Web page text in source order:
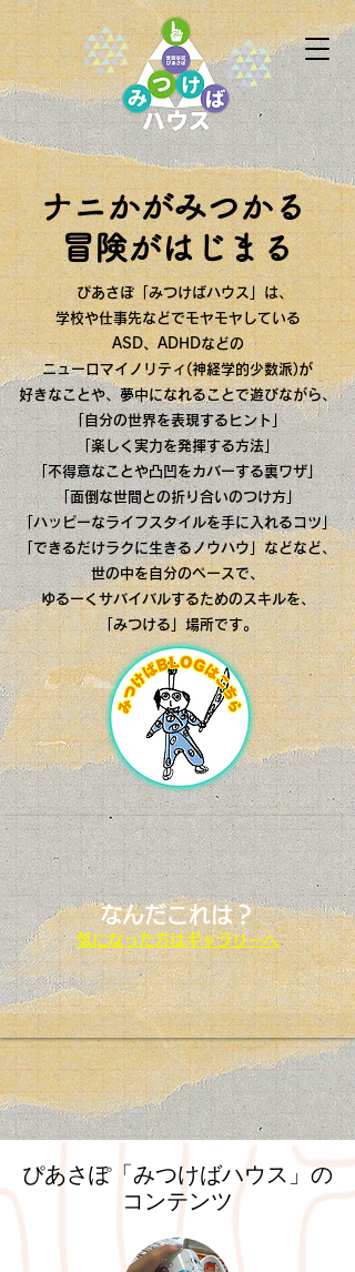
ナニかがみつかる
冒険がはじまる
ぴあさぽ「みつけばハウス」は、
学校や仕事先などでモヤモヤしている
ASD、ADHDなどの
ニューロマイノリティ(神経学的少数派)が
好きなことや、夢中になれることで遊びながら、
「自分の世界を表現するヒント」
「楽しく実力を発揮する方法」
「不得意なことや凸凹をカバーする裏ワザ」
「面倒な世間との折り合いのつけ方」
「ハッピーなライフスタイルを手に入れるコツ」
「できるだけラクに生きるノウハウ」などなど、
世の中を自分のペースで、
ゆるーくサバイバルするためのスキルを、
「みつける」場所です。
なんだこれは？
気になった方はギャラリーへ
​ぴあさぽ「みつけばハウス」の
コンテンツ